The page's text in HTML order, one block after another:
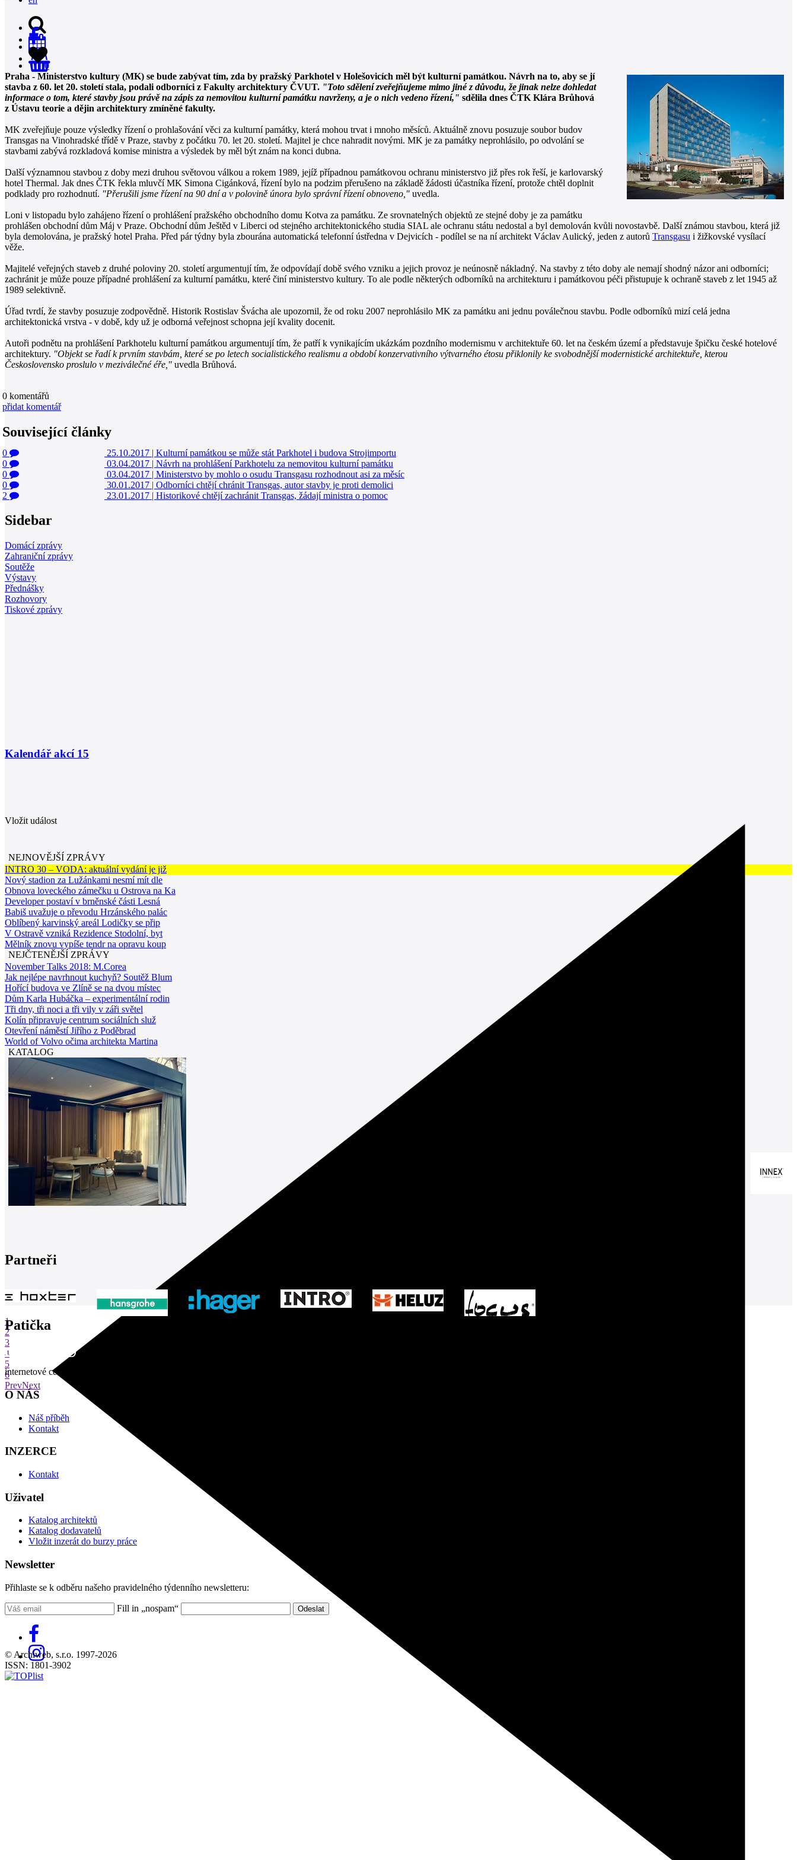
0
Praha - Ministerstvo kultury (MK) se bude zabývat tím, zda by pražský Parkhotel v Holešovicích měl být kulturní památkou. Návrh na to, aby se jí
stavba z 60. let 20. století stala, podali odborníci z Fakulty architektury ČVUT. "Toto sdělení zveřejňujeme mimo jiné z důvodu, že jinak nelze dohledat
informace o tom, které stavby jsou právě na zápis za nemovitou kulturní památku navrženy, a je o nich vedeno řízení," sdělila dnes ČTK Klára Brůhová
z Ústavu teorie a dějin architektury zmíněné fakulty.
MK zveřejňuje pouze výsledky řízení o prohlašování věci za kulturní památky, která mohou trvat i mnoho měsíců. Aktuálně znovu posuzuje soubor budov
Transgas na Vinohradské třídě v Praze, stavby z počátku 70. let 20. století. Majitel je chce nahradit novými. MK je za památky neprohlásilo, po odvolání se
stavbami zabývá rozkladová komise ministra a výsledek by měl být znám na konci dubna.
Další významnou stavbou z doby mezi druhou světovou válkou a rokem 1989, jejíž případnou památkovou ochranu ministerstvo již přes rok řeší, je karlovarský
hotel Thermal. Jak dnes ČTK řekla mluvčí MK Simona Cigánková, řízení bylo na podzim přerušeno na základě žádosti účastníka řízení, protože chtěl doplnit
podklady pro rozhodnutí. "Přerušili jsme řízení na 90 dní a v polovině února bylo správní řízení obnoveno," uvedla.
Loni v listopadu bylo zahájeno řízení o prohlášení pražského obchodního domu Kotva za památku. Ze srovnatelných objektů ze stejné doby je za památku
prohlášen obchodní dům Máj v Praze. Obchodní dům Ještěd v Liberci od stejného architektonického studia SIAL ale ochranu státu nedostal a byl demolován kvůli novostavbě. Další známou stavbou, která již
byla demolována, je pražský hotel Praha. Před pár týdny byla zbourána automatická telefonní ústředna v Dejvicích - podílel se na ní architekt Václav Aulický, jeden z autorů Transgasu i žižkovské vysílací
věže.
Majitelé veřejných staveb z druhé poloviny 20. století argumentují tím, že odpovídají době svého vzniku a jejich provoz je neúnosně nákladný. Na stavby z této doby ale nemají shodný názor ani odborníci;
zachránit je může pouze případné prohlášení za kulturní památku, které činí ministerstvo kultury. To ale podle některých odborníků na architekturu i památkovou péči přistupuje k ochraně staveb z let 1945 až
1989 selektivně.
Úřad tvrdí, že stavby posuzuje zodpovědně. Historik Rostislav Švácha ale upozornil, že od roku 2007 neprohlásilo MK za památku ani jednu poválečnou stavbu. Podle odborníků mizí celá jedna
architektonická vrstva - v době, kdy už je odborná veřejnost schopna její kvality docenit.
Autoři podnětu na prohlášení Parkhotelu kulturní památkou argumentují tím, že patří k vynikajícím ukázkám pozdního modernismu v architektuře 60. let na českém území a představuje špičku české hotelové
architektury. "Objekt se řadí k prvním stavbám, které se po letech socialistického realismu a období konzervativního výtvarného étosu přiklonily ke svobodnější modernistické architektuře, kterou
Československo proslulo v meziválečné éře," uvedla Brůhová.
0 komentářů
přidat komentář
Související články
0 25.10.2017 | Kulturní památkou se může stát Parkhotel i budova Strojimportu
0
03.04.2017 | Návrh na prohlášení Parkhotelu za nemovitou kulturní památku
0
03.04.2017 | Ministerstvo by mohlo o osudu Transgasu rozhodnout asi za měsíc
0
30.01.2017 | Odborníci chtějí chránit Transgas, autor stavby je proti demolici
2
23.01.2017 | Historikové chtějí zachránit Transgas, žádají ministra o pomoc
Sidebar
Domácí zprávy
Zahraniční zprávy
Soutěže
Výstavy
Přednášky
Rozhovory
Tiskové zprávy
Kalendář akcí 15
Vložit událost
NEJNOVĚJŠÍ ZPRÁVY
INTRO 30 – VODA: aktuální vydání je již
Nový stadion za Lužánkami nesmí mít dle
Obnova loveckého zámečku u Ostrova na Ka
Developer postaví v brněnské části Lesná
Babiš uvažuje o převodu Hrzánského palác
Oblíbený karvinský areál Lodičky se přip
V Ostravě vzniká Rezidence Stodolní, byt
Mělník znovu vypíše tendr na opravu koup
NEJČTENĚJŠÍ ZPRÁVY
November Talks 2018: M.Corea
Jak nejlépe navrhnout kuchyň? Soutěž Blum
Hořící budova ve Zlíně se na dvou místec
Dům Karla Hubáčka – experimentální rodin
Tři dny, tři noci a tři vily v záři světel
Kolín připravuje centrum sociálních služ
Otevření náměstí Jiřího z Poděbrad
World of Volvo očima architekta Martina
KATALOG
Partneři
1
2
3
4
5
6
PrevNext
Patička
internetové centrum architektury
O NÁS
Náš příběh
Kontakt
INZERCE
Kontakt
Uživatel
Katalog architektů
Katalog dodavatelů
Vložit inzerát do burzy práce
Newsletter
Přihlaste se k odběru našeho pravidelného týdenního newsletteru:
Fill in „nospam“
© Archiweb, s.r.o. 1997-2026
ISSN: 1801-3902